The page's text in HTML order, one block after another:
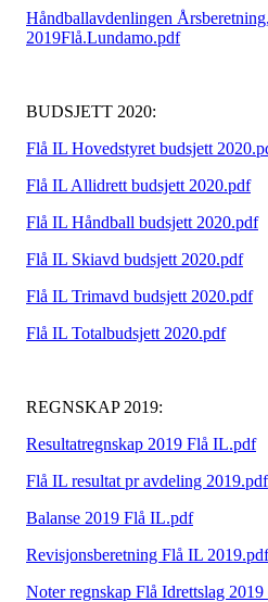
Håndballavdenlingen
2019Flå.Lundamo.pdf
BUDSJETT 2020:
Flå IL Hovedstyret budsjett
Flå IL Allidrett budsjett 2020.pdf
Flå IL Håndball budsjett 2020.pdf
Flå IL Skiavd budsjett 2020.pdf
Flå IL Trimavd budsjett 2020.pdf
Flå IL Totalbudsjett 2020.pdf
REGNSKAP 2019:
Resultatregnskap 2019 Flå IL.pdf
Flå IL resultat pr avdeling 2019.pdf
Balanse 2019 Flå IL.pdf
Revisjonsberetning Flå IL 2019.pdf
Noter regnskap Flå Idrettslag